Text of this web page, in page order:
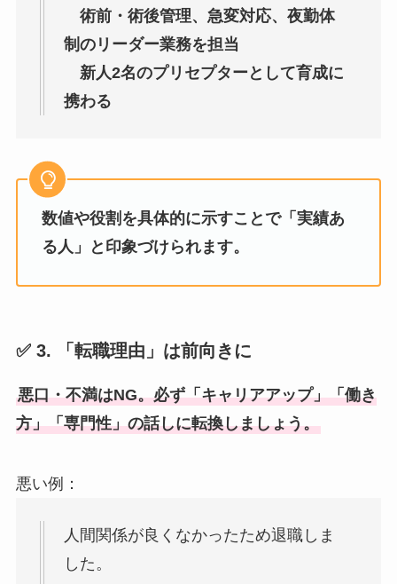
術前・術後管理、急変対応、夜勤体
制のリーダー業務を担当
新人2名のプリセプターとして育成に
携わる
数値や役割を具体的に示すことで「実績あ
る人」と印象づけられます。
✅ 3. 「転職理由」は前向きに
悪口・不満はNG。必ず「キャリアアップ」「働き
方」「専門性」の話しに転換しましょう。
悪い例：
人間関係が良くなかったため退職しま
した。